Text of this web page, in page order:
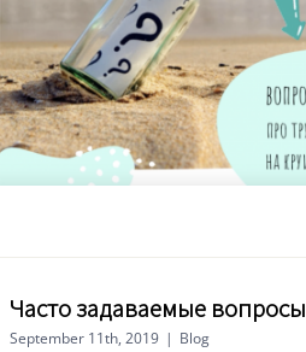
Часто задаваемые вопросы
September 11th, 2019 | Blog